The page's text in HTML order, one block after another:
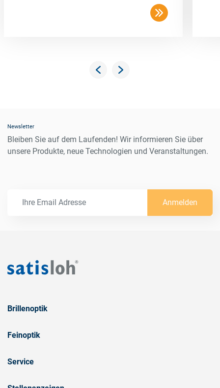
Newsletter
Bleiben Sie auf dem Laufenden! Wir informieren Sie über
unsere Produkte, neue Technologien und Veranstaltungen.
Anmelden
Brillenoptik
Feinoptik
Service